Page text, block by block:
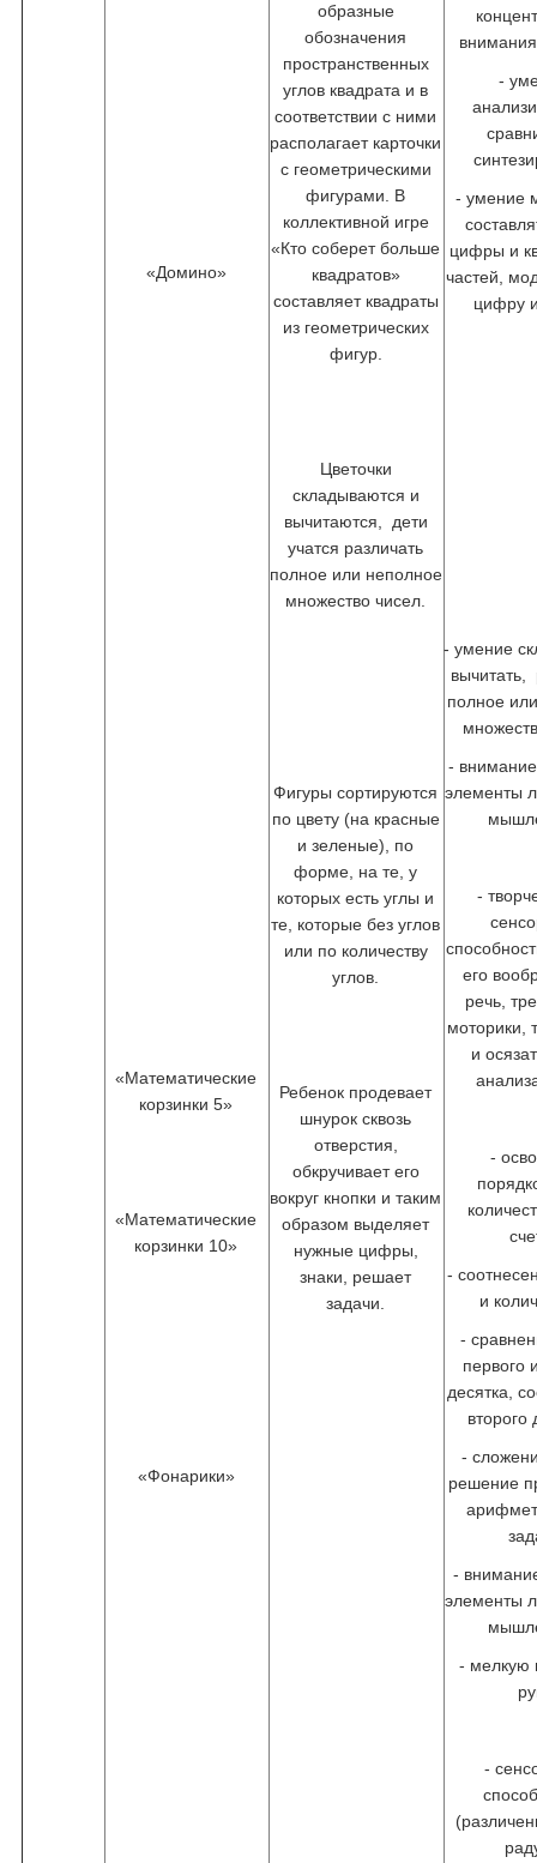
«Домино»
«Математические
корзинки 5»
«Математические
корзинки 10»
«Фонарики»
образные
обозначения
пространственных
углов квадрата и в
соответствии с ними
располагает карточки
с геометрическими
фигурами. В
коллективной игре
«Кто соберет больше
квадратов»
составляет квадраты
из геометрических
фигур.
Цветочки
складываются и
вычитаются, дети
учатся различать
полное или неполное
множество чисел.
Фигуры сортируются
по цвету (на красные
и зеленые), по
форме, на те, у
которых есть углы и
те, которые без углов
или по количеству
углов.
Ребенок продевает
шнурок сквозь
отверстия,
обкручивает его
вокруг кнопки и таким
образом выделяет
нужные цифры,
знаки, решает
задачи.
-
- умение
цифры и
частей,
цифру
- умение
вычитать,
полное
-
элементы
-
его
речь,
моторики,
и
-
-
и
-
первого
десятка,
второго
-
решение
-
элементы
- мелкую
-